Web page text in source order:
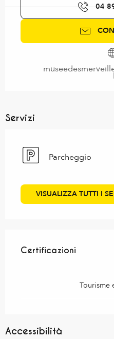
04
Servizi
Parcheggio
VISUALIZZA TUTTI I
Certificazioni
Certificazioni
Tourisme
Accessibilità